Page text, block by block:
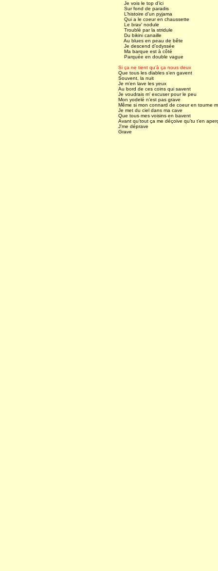
Je vois le top d’ici
Sur fond de paradis
L’histoire d’un pyjama
Qui a le coeur en chaussette
Le brav' nodule
Troublé par la stridule
Du bikini canaille
Au blues en peau de bête
Je descend d’odyssée
Ma barque est à côté
Parquée en double vague
Si ça ne tient qu’à ça nous deux
Que tous les diables s’en gavent
Souvent, la nuit
Je m’en lave les yeux
Au bord de ces coins qui savent
Je voudrais m’ excuser pour le peu
Mon yodelé n’est pas grave
Même si mon connard de coeur en tourne
Je met du ciel dans ma cave
Que tous mes voisins en bavent
Avant qu’tout ça me déçoive qu’tu t’en
J’me déprave
Grave